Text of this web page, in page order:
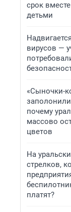
срок
детьми
вирусов —
«Сыночки-
заполонили
почему
массово
цветов
На
стрелков,
платят?